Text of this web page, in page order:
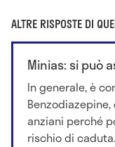
ALTRE RISPOSTE DI
Minias: si può
In generale, è
anziani perché
rischio di caduta.